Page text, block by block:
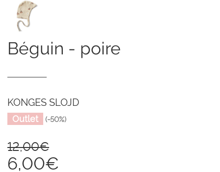
béguin - poire
KONGES SLOJD
Outlet (-50%)
12,00€
6,00€